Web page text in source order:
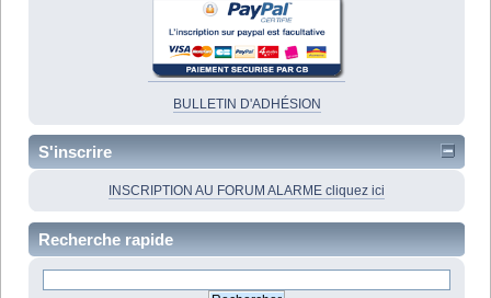
BULLETIN D'ADHÉSION
S'inscrire
INSCRIPTION AU FORUM ALARME cliquez ici
Recherche rapide